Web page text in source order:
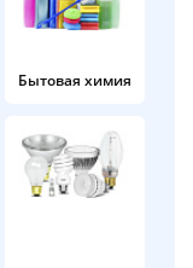
Бытовая химия